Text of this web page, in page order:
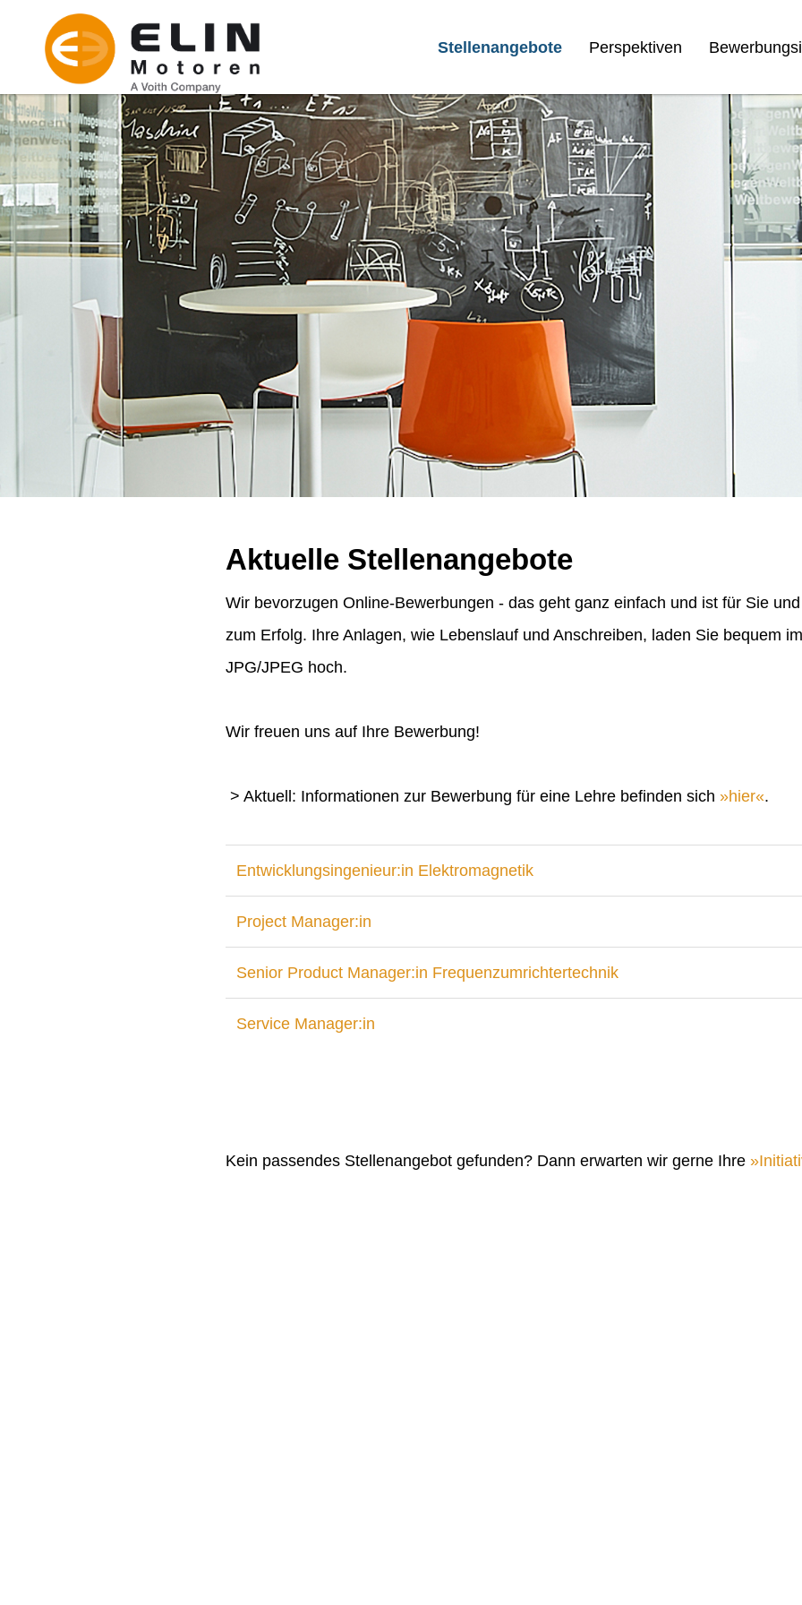
Stellenangebote Perspektiven
Aktuelle Stellenangebote
Wir bevorzugen Online-Bewerbungen - das geht ganz einfach und ist für Sie
zum Erfolg. Ihre Anlagen, wie Lebenslauf und Anschreiben, laden Sie bequem
JPG/JPEG hoch.
Wir freuen uns auf Ihre Bewerbung!
> Aktuell: Informationen zur Bewerbung für eine Lehre befinden sich hier .
Entwicklungsingenieur:in Elektromagnetik
Project Manager:in
Senior Product Manager:in Frequenzumrichtertechnik
Service Manager:in
Kein passendes Stellenangebot gefunden? Dann erwarten wir gerne Ihre